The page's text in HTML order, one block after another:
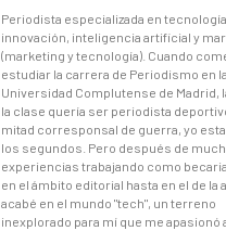
Periodista especializada en
innovación, inteligencia artificial y
(marketing y tecnología). Cuando
estudiar la carrera de Periodismo en la
Universidad Complutense de Madrid,
la clase quería ser periodista
mitad corresponsal de guerra, yo
los segundos. Pero después de
experiencias trabajando como
en el ámbito editorial hasta en el de la
acabé en el mundo "tech", un terreno
inexplorado para mí que me apasionó